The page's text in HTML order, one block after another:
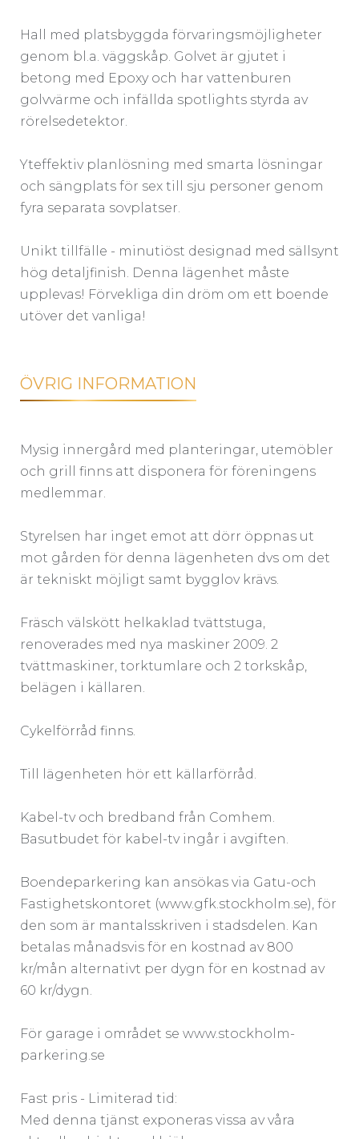
Hall med platsbyggda förvaringsmöjligheter
genom bl.a. väggskåp. Golvet är gjutet i
betong med Epoxy och har vattenburen
golvvärme och infällda spotlights styrda av
rörelsedetektor.
Yteffektiv planlösning med smarta lösningar
och sängplats för sex till sju personer genom
fyra separata sovplatser.
Unikt tillfälle - minutiöst designad med sällsynt
hög detaljfinish. Denna lägenhet måste
upplevas! Förvekliga din dröm om ett boende
utöver det vanliga!
ÖVRIG INFORMATION
Mysig innergård med planteringar, utemöbler
och grill finns att disponera för föreningens
medlemmar.
Styrelsen har inget emot att dörr öppnas ut
mot gården för denna lägenheten dvs om det
är tekniskt möjligt samt bygglov krävs.
Fräsch välskött helkaklad tvättstuga,
renoverades med nya maskiner 2009. 2
tvättmaskiner, torktumlare och 2 torkskåp,
belägen i källaren.
Cykelförråd finns.
Till lägenheten hör ett källarförråd.
Kabel-tv och bredband från Comhem.
Basutbudet för kabel-tv ingår i avgiften.
Boendeparkering kan ansökas via Gatu-och
Fastighetskontoret (www.gfk.stockholm.se), för
den som är mantalsskriven i stadsdelen. Kan
betalas månadsvis för en kostnad av 800
kr/mån alternativt per dygn för en kostnad av
60 kr/dygn.
För garage i området se www.stockholm-
parkering.se
Fast pris - Limiterad tid:
Med denna tjänst exponeras vissa av våra